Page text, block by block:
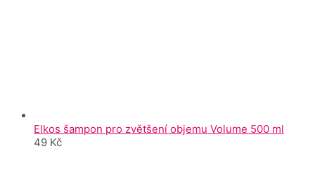
Elkos šampon pro zvětšení objemu Volume 500 ml
49 Kč